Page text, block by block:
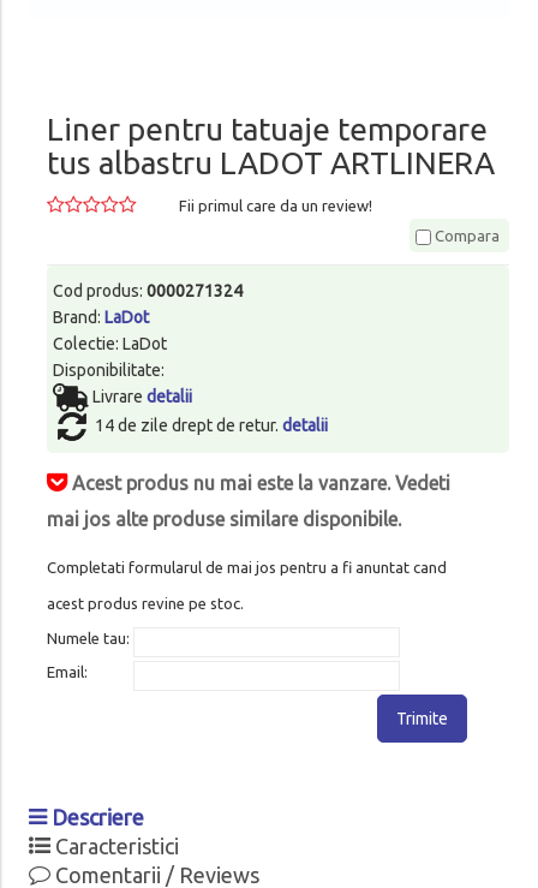
Liner pentru tatuaje temporare
tus albastru LADOT ARTLINERA
Fii primul care da un review!
Compara
Cod produs: 0000271324
Brand: LaDot
Colectie: LaDot
Disponibilitate:
Livrare detalii
14 de zile drept de retur. detalii
Acest produs nu mai este la vanzare. Vedeti
mai jos alte produse similare disponibile.
Completati formularul de mai jos pentru a fi anuntat cand
acest produs revine pe stoc.
Numele tau:
Email:
Trimite
Descriere
Caracteristici
Comentarii / Reviews